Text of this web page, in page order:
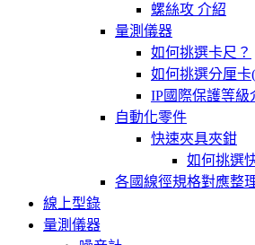
螺絲攻 介紹
量測儀器
如何挑選卡尺？
如何挑選分厘卡
IP國際保護等級
自動化零件
快速夾具夾鉗
如何挑選
各國線徑規格對應整
線上型錄
量測儀器